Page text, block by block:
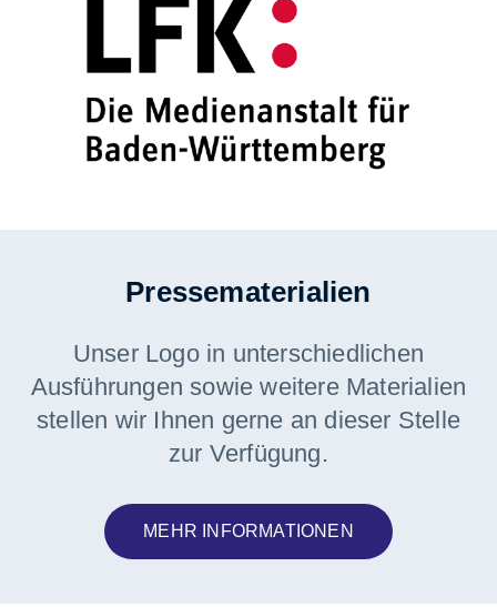
Pressematerialien
Unser Logo in unterschiedlichen
Ausführungen sowie weitere Materialien
stellen wir Ihnen gerne an dieser Stelle
zur Verfügung.
MEHR INFORMATIONEN